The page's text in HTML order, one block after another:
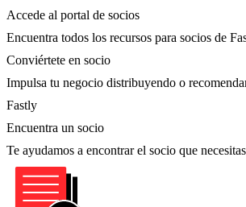
Accede al portal de socios
Encuentra todos los recursos para socios de
Conviértete en socio
Impulsa tu negocio distribuyendo o
Fastly
Encuentra un socio
Te ayudamos a encontrar el socio que necesitas